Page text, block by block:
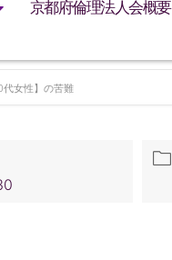
京都府倫理法人会概要
代女性】の苦難